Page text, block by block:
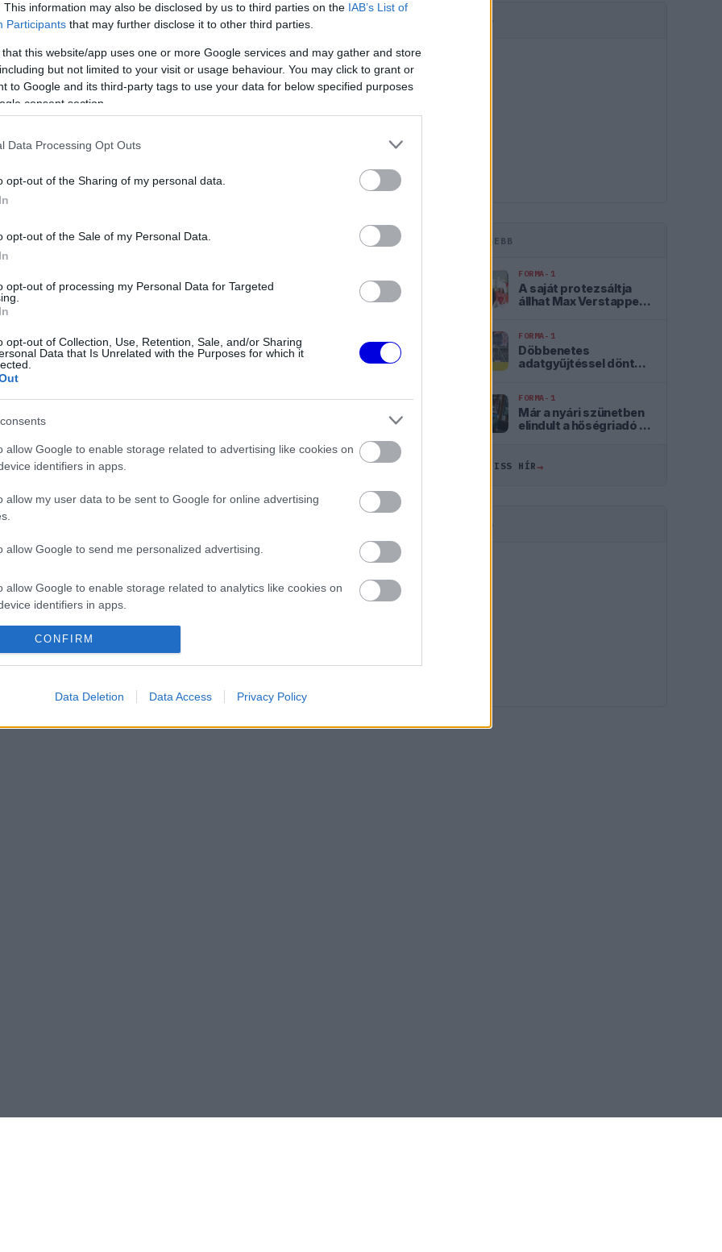
This information may also be disclosed by us to third parties on the IAB’s List of
Participants that may further disclose it to other third parties.
that this website/app uses one or more Google services and may gather and store
but not limited to your visit or usage behaviour. You may click to grant or
to Google and its third-party tags to use your data for below specified purposes
consent section.
Data Processing Opt Outs
opt-out of the Sharing of my personal data.
opt-out of the Sale of my Personal Data.
opt-out of processing my Personal Data for Targeted
opt-out of Collection, Use, Retention, Sale, and/or Sharing
Data that Is Unrelated with the Purposes for which it
allow Google to enable storage related to advertising like cookies on
identifiers in apps.
allow my user data to be sent to Google for online advertising
allow Google to send me personalized advertising.
allow Google to enable storage related to analytics like cookies on
identifiers in apps.
allow Google to enable storage related to functionality of the website
allow Google to enable storage related to personalization.
allow Google to enable storage related to security, including
CONFIRM
Data Deletion Data Access Privacy Policy
mail alapú rendszerre.
is.
és Ricciardo között 17:28
ben
az ütközést
súlyos pofonok után 15:35
harcolhatna 15:02
HIRDETÉS
LEGFRISSEBB
FORMA-1
A saját protezsáltja
állhat Max Verstappen
FORMA-1
Döbbenetes
adatgyűjtéssel döntött
FORMA-1
Már a nyári szünetben
elindult a hőségriadó a
ÖSSZES FRISS HÍR→
HIRDETÉS